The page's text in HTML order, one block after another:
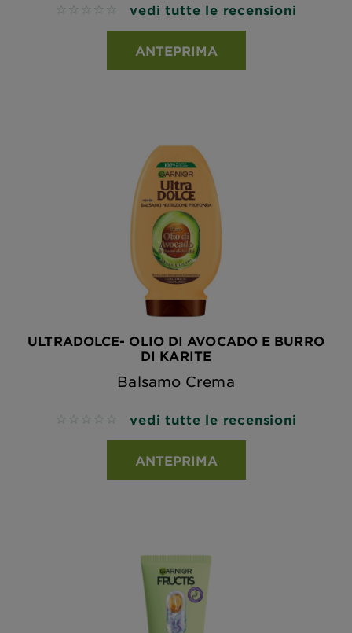
No reviews vedi tutte le recensioni
ANTEPRIMA
ULTRADOLCE- OLIO DI AVOCADO E BURRO
DI KARITE
Balsamo Crema
No reviews vedi tutte le recensioni
ANTEPRIMA